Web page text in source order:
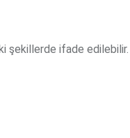
şekillerde ifade edilebilir.